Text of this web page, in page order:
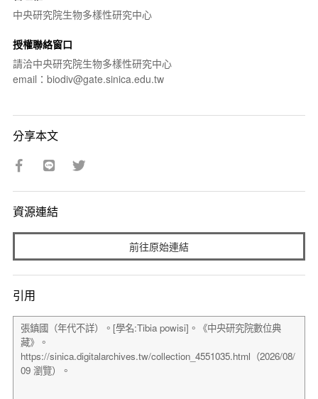
中央研究院生物多樣性研究中心
授權聯絡窗口
請洽中央研究院生物多樣性研究中心
email：biodiv@gate.sinica.edu.tw
分享本文
資源連結
前往原始連結
引用